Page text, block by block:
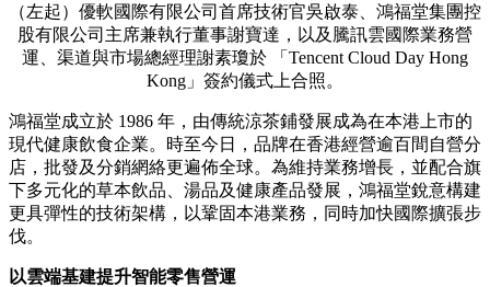
（左起）優軟國際有限公司首席技術官吳啟泰、鴻福堂集團控
股有限公司主席兼執行董事謝寶達，以及騰訊雲國際業務營
運、渠道與市場總經理謝素瓊於 「Tencent Cloud Day Hong
Kong」簽約儀式上合照。
鴻福堂成立於 1986 年，由傳統涼茶鋪發展成為在本港上市的
現代健康飲食企業。時至今日，品牌在香港經營逾百間自營分
店，批發及分銷網絡更遍佈全球。為維持業務增長，並配合旗
下多元化的草本飲品、湯品及健康產品發展，鴻福堂銳意構建
更具彈性的技術架構，以鞏固本港業務，同時加快國際擴張步
伐。
以雲端基建提升智能零售營運